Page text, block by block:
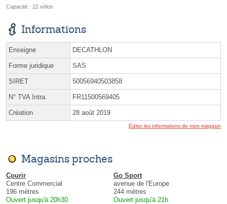
Capacité : 22 vélos
Informations
Enseigne DECATHLON
Forme juridique SAS
SIRET 50056940503858
N° TVA Intra. FR11500569405
Création 28 août 2019
Éditer les informations de mon magasin
Magasins proches
Courir
Centre Commercial
196 mètres
Ouvert jusqu'à 20h30
Go Sport
avenue de l'Europe
244 mètres
Ouvert jusqu'à 21h